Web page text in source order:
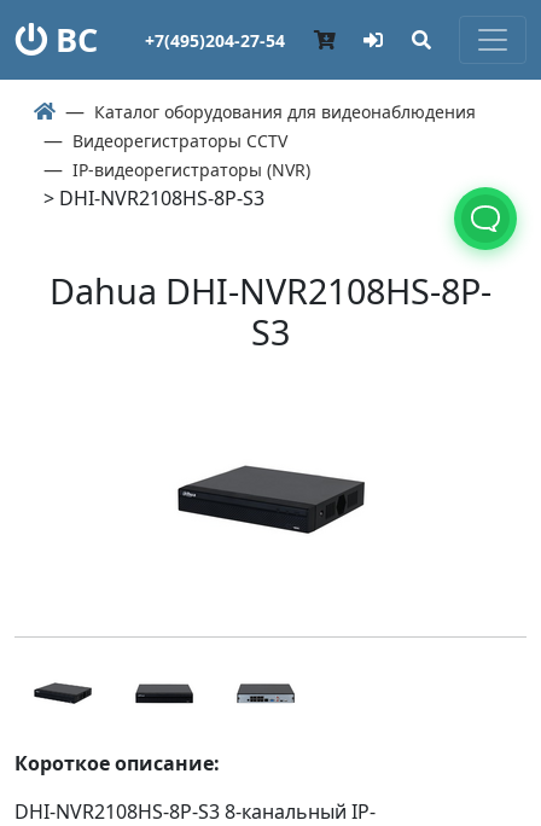
ВС +7(495)204-27-54
Каталог оборудования для видеонаблюдения
Видеорегистраторы CCTV
IP-видеорегистраторы (NVR)
> DHI-NVR2108HS-8P-S3
Dahua DHI-NVR2108HS-8P-
S3
Короткое описание:
DHI-NVR2108HS-8P-S3 8-канальный IP-